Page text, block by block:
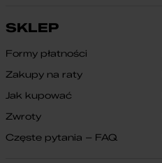
SKLEP
Formy płatności
Zakupy na raty
Jak kupować
Zwroty
Częste pytania – FAQ